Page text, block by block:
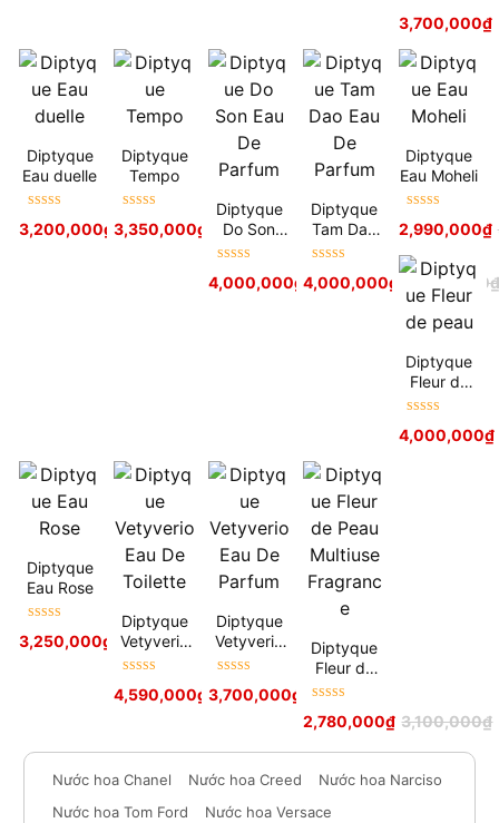
hạng5sao
3,700,000₫
Diptyque
Eau duelle
hạng5sao
3,200,000₫
Diptyque
Tempo
hạng5sao 3,850,000
3,350,000₫
Diptyque
Do Son
Eau De
hạng5sao 5,000,000
4,000,000₫
Diptyque
Tam Dao
Eau De
hạng5sao 5,000,000
4,000,000₫
Diptyque
Eau Moheli
hạng5sao
2,990,000₫
Diptyque
Fleur de
peau
hạng5sao
4,000,000₫
Diptyque
Eau Rose
hạng5sao 3,550,000
3,250,000₫
Diptyque
Vetyverio
Eau De
hạng5sao
4,590,000₫
Diptyque
Vetyverio
Eau De
hạng5sao
3,700,000₫
Diptyque
Fleur de
Peau
Fragrance
hạng5sao 3,100,000₫
2,780,000₫
Nước hoa Chanel Nước hoa Creed
Nước hoa Narciso
Nước hoa Tom Ford
Nước hoa Versace